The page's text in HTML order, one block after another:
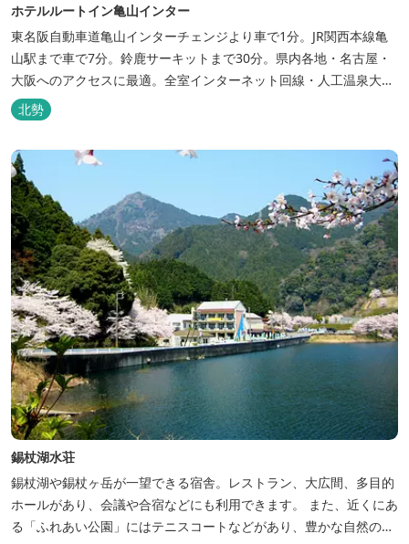
ホテルルートイン亀山インター
東名阪自動車道亀山インターチェンジより車で1分。JR関西本線亀
山駅まで車で7分。鈴鹿サーキットまで30分。県内各地・名古屋・
大阪へのアクセスに最適。全室インターネット回線・人工温泉大浴
場・無料平面駐車場89台完備。
北勢
錫杖湖水荘
錫杖湖や錫杖ヶ岳が一望できる宿舎。レストラン、大広間、多目的
ホールがあり、会議や合宿などにも利用できます。 また、近くにあ
る「ふれあい公園」にはテニスコートなどがあり、豊かな自然の中